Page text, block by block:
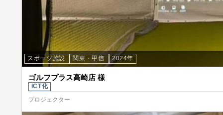
スポーツ施設 関東・甲信 2024年
ゴルフプラス高崎店 様
ICT化
プロジェクター